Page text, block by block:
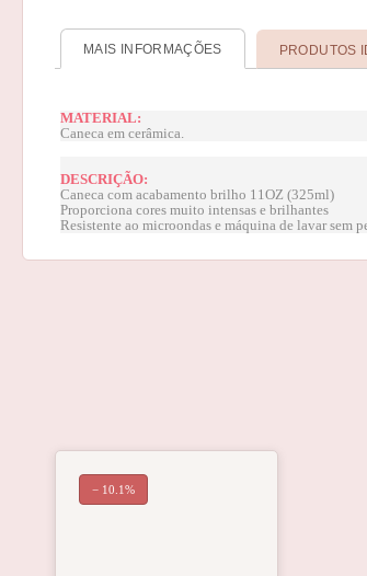
MAIS INFORMAÇÕES PRODUTOS
MATERIAL:
Caneca em cerâmica.
DESCRIÇÃO:
Caneca com acabamento brilho 11OZ (325ml)
Proporciona cores muito intensas e brilhantes
Resistente ao microondas e máquina de lavar sem
− 10.1%